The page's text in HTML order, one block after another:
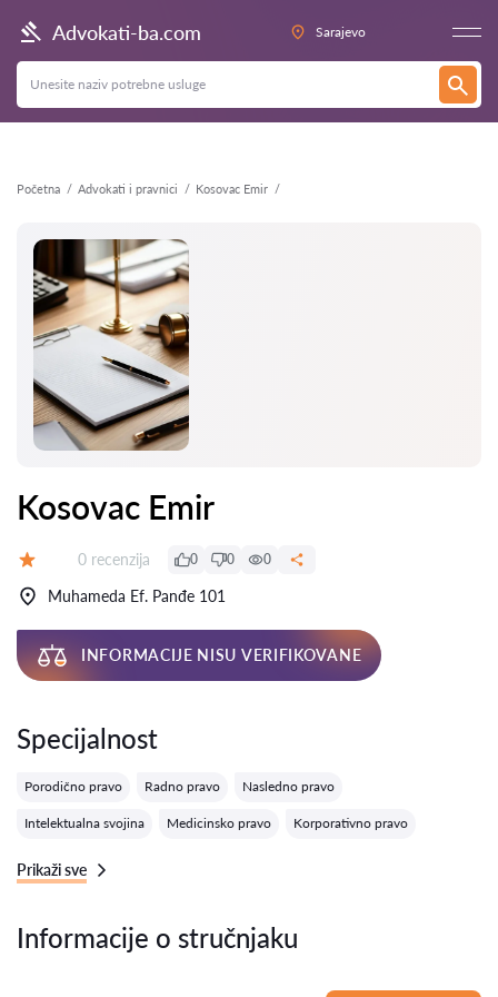
Advokati-ba.com Sarajevo
Početna Advokati i pravnici Kosovac Emir
Nazad
Kosovac Emir
Recenzija:
0 recenzija 0 0 0
Muhameda Ef. Panđe 101
INFORMACIJE NISU VERIFIKOVANE
Specijalnost
Porodično pravo Radno pravo Nasledno pravo
Intelektualna svojina Medicinsko pravo Korporativno pravo
Prikaži sve
Informacije o stručnjaku